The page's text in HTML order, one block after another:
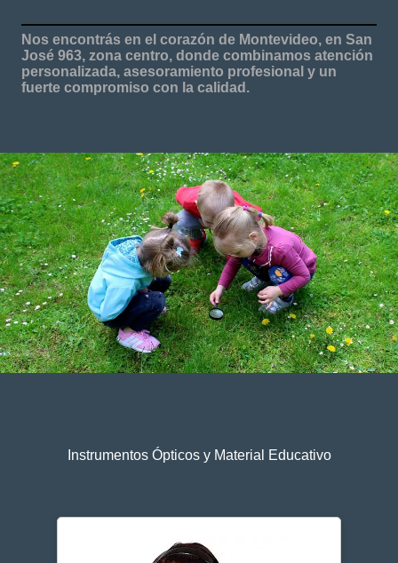
Nos encontrás en el corazón de Montevideo, en San
José 963, zona centro, donde combinamos atención
personalizada, asesoramiento profesional y un
fuerte compromiso con la calidad.
Instrumentos Ópticos y Material Educativo